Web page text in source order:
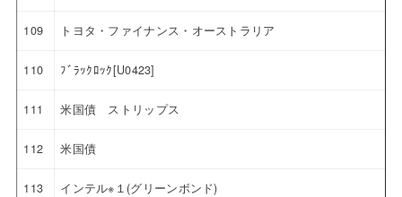
109 トヨタ・ファイナンス・オーストラリア
110 ﾌﾞﾗｯｸﾛｯｸ[U0423]
111 米国債 ストリップス
112 米国債
113 インテル※１(グリーンボンド)